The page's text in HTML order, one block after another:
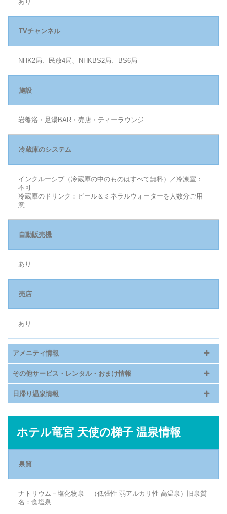
TVチャンネル
NHK2局、民放4局、NHKBS2局、BS6局
施設
岩盤浴・足湯BAR・売店・ティーラウンジ
冷蔵庫のシステム
インクルーシブ（冷蔵庫の中のものはすべて無料）／冷凍室：
不可
冷蔵庫のドリンク：ビール＆ミネラルウォーターを人数分ご用
意
自動販売機
あり
売店
あり
アメニティ情報
その他サービス・レンタル・おまけ情報
日帰り温泉情報
ホテル竜宮 天使の梯子 温泉情報
泉質
ナトリウム－塩化物泉 （低張性 弱アルカリ性 高温泉）旧泉質
名：食塩泉